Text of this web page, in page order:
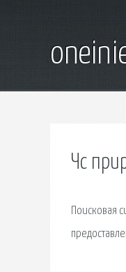
Чс
Поисковая